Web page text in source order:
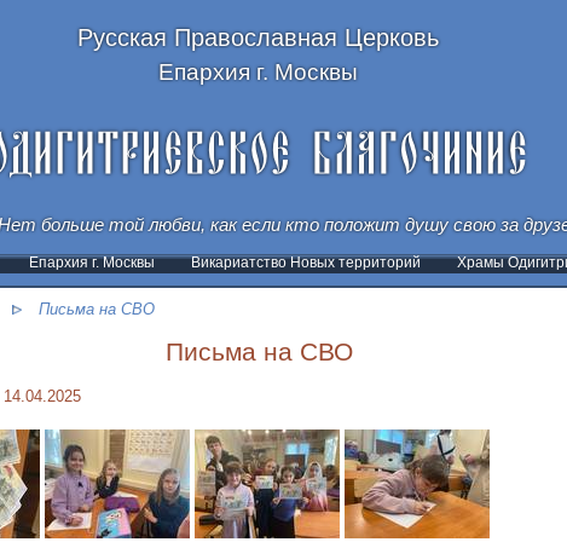
Русская Православная Церковь
Епархия г. Москвы
больше той любви, как если кто положит душу свою за
Епархия г. Москвы Викариатство Новых территорий Храмы
Письма на СВО
Письма на СВО